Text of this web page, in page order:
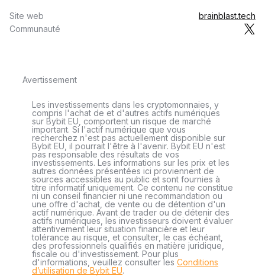
Site web
brainblast.tech
Communauté
Avertissement
Les investissements dans les cryptomonnaies, y
compris l'achat de et d'autres actifs numériques
sur Bybit EU, comportent un risque de marché
important. Si l'actif numérique que vous
recherchez n'est pas actuellement disponible sur
Bybit EU, il pourrait l'être à l'avenir. Bybit EU n'est
pas responsable des résultats de vos
investissements. Les informations sur les prix et les
autres données présentées ici proviennent de
sources accessibles au public et sont fournies à
titre informatif uniquement. Ce contenu ne constitue
ni un conseil financier ni une recommandation ou
une offre d'achat, de vente ou de détention d'un
actif numérique. Avant de trader ou de détenir des
actifs numériques, les investisseurs doivent évaluer
attentivement leur situation financière et leur
tolérance au risque, et consulter, le cas échéant,
des professionnels qualifiés en matière juridique,
fiscale ou d'investissement. Pour plus
d'informations, veuillez consulter les Conditions
d’utilisation de Bybit EU.